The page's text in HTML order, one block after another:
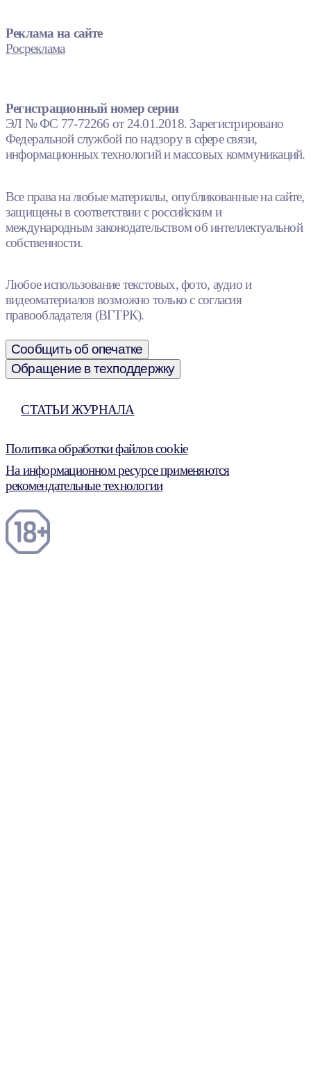
Реклама на сайте
Росреклама
Регистрационный номер серии
ЭЛ № ФС 77-72266 от 24.01.2018. Зарегистрировано
Федеральной службой по надзору в сфере связи,
информационных технологий и массовых коммуникаций.
Все права на любые материалы, опубликованные на сайте,
защищены в соответствии с российским и
международным законодательством об интеллектуальной
собственности.
Любое использование текстовых, фото, аудио и
видеоматериалов возможно только с согласия
правообладателя (ВГТРК).
Сообщить об опечатке
Обращение в техподдержку
СТАТЬИ ЖУРНАЛА
Политика обработки файлов cookie
На информационном ресурсе применяются
рекомендательные технологии